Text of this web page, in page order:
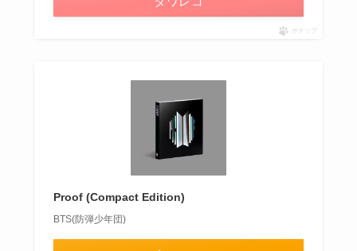
ポチップ
Proof (Compact Edition)
BTS(防弾少年団)